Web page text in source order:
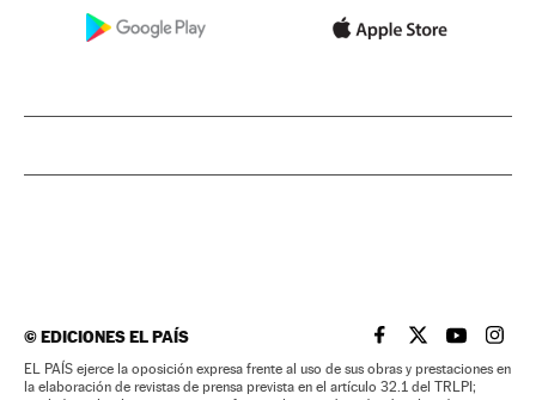
©EDICIONES EL PAÍS EL PAÍS BRASIL EN
EL PAÍSEL PAÍS
EL
EL PAÍS ejerce la oposición expresa frente al uso de sus obras y prestaciones en
la elaboración de revistas de prensa prevista en el artículo 32.1 del TRLPI;